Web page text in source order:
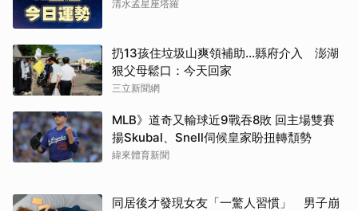
清水孟星座塔羅
扔13孩住垃圾山爽領補助…縣府介入 澎湖
狠父母鬆口：今天回家
三立新聞網
MLB》道奇又輸球近9戰吞8敗 回主場雙賽
揚Skubal、Snell伺候皇家盼扭轉頹勢
緯來體育新聞
同居後才發現女友「一驚人習慣」 男子崩